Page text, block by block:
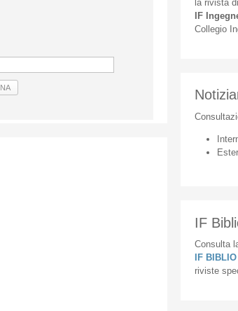
la rivista di
IF
Collegio
IF
Consulta
IF BIBLIO
riviste